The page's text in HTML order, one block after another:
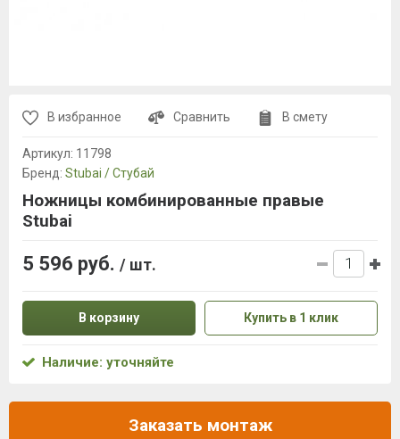
В избранное Сравнить В смету
Артикул: 11798
Бренд: Stubai / Стубай
Ножницы комбинированные правые
Stubai
5 596 руб. / шт.
В корзину Купить в 1 клик
Наличие: уточняйте
Заказать монтаж